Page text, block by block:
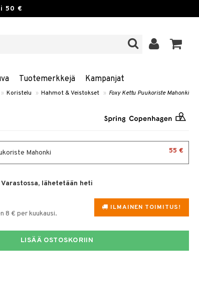
50 €
Tuotemerkkejä Kampanjat
» Koristelu » Hahmot & Veistokset » Foxy Kettu Puukoriste Mahonki
Mahonki 55 €
Varastossa, lähetetään heti
ILMAINEN TOIMITUS!
8 € per kuukausi.
LISÄÄ OSTOSKORIIN